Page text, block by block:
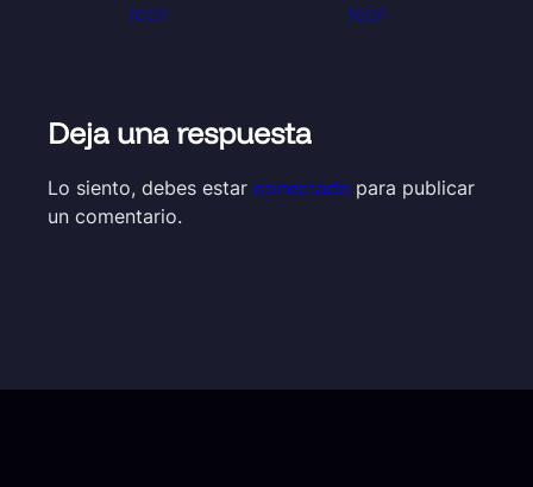
Deja una respuesta
Lo siento, debes estar conectado para publicar
un comentario.